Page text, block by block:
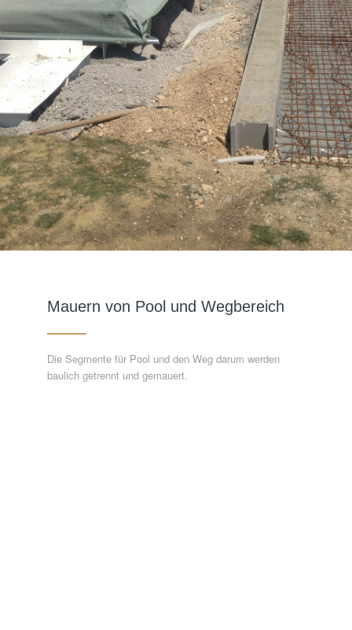
Mauern von Pool und Wegbereich
Die Segmente für Pool und den Weg darum werden
baulich getrennt und gemauert.